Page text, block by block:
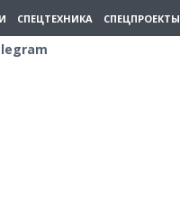
СПЕЦТЕХНИКА СПЕЦПРОЕКТЫ